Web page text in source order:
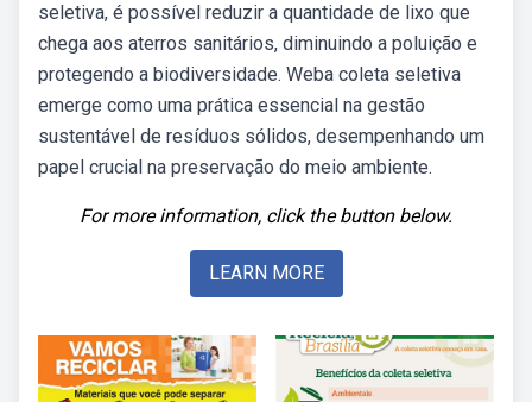
seletiva, é possível reduzir a quantidade de lixo que
chega aos aterros sanitários, diminuindo a poluição e
protegendo a biodiversidade. Weba coleta seletiva
emerge como uma prática essencial na gestão
sustentável de resíduos sólidos, desempenhando um
papel crucial na preservação do meio ambiente.
For more information, click the button below.
LEARN MORE